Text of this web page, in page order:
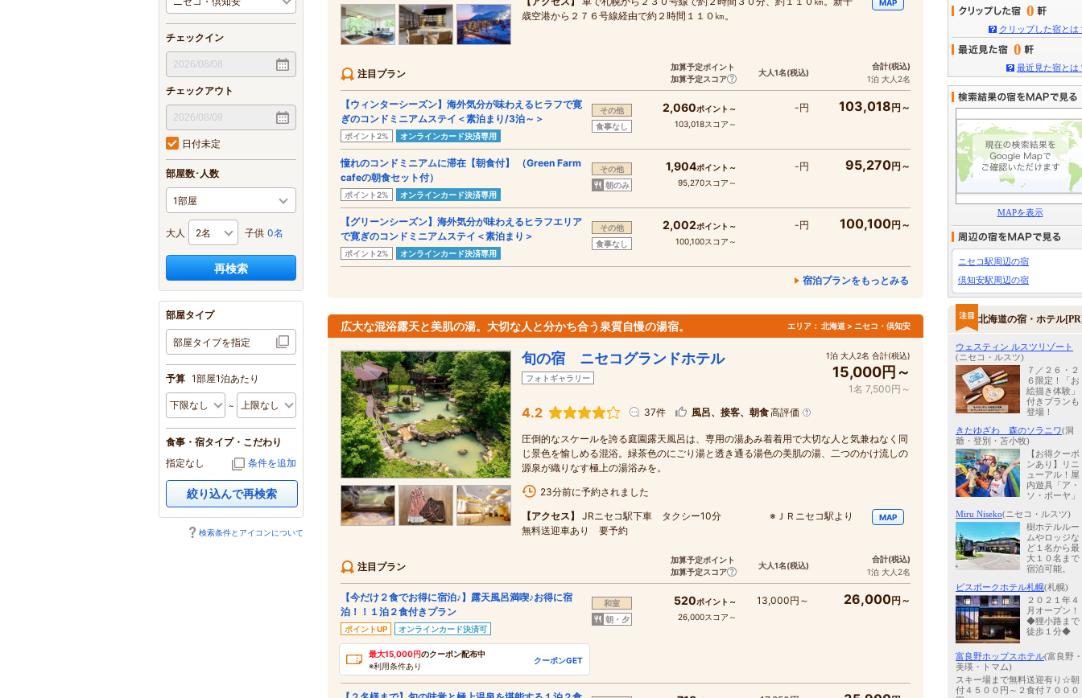
チェックイン
チェックアウト
日付未定
部屋数･人数
大人 子供 0名
再検索
部屋タイプ
部屋タイプを指定
予算 1部屋1泊あたり
食事・宿タイプ・こだわり
指定なし
条件を追加
絞り込んで再検索
検索条件とアイコンについて
歳空港から２７６号線経由で約２時間１１０㎞。
MAP
注目プラン
加算予定ポイント
加算予定スコア
大人1名(税込)
合計(税込)
1泊 大人2名
【ウィンターシーズン】海外気分が味わえるヒラフで寛
ぎのコンドミニアムステイ＜素泊まり/3泊～＞
ポイント2% オンラインカード決済専用
その他
食事なし
2,060ポイント～
103,018スコア～
-円 103,018円～
憧れのコンドミニアムに滞在【朝食付】 （Green Farm
cafeの朝食セット付）
ポイント2% オンラインカード決済専用
その他
朝のみ
1,904ポイント～
95,270スコア～
-円 95,270円～
【グリーンシーズン】海外気分が味わえるヒラフエリア
で寛ぎのコンドミニアムステイ＜素泊まり＞
ポイント2% オンラインカード決済専用
その他
食事なし
2,002ポイント～
100,100スコア～
-円 100,100円～
宿泊プランをもっとみる
広大な混浴露天と美肌の湯。大切な人と分かち合う泉質自慢の湯宿。 エリア： 北海道 > ニセコ・倶知安
旬の宿 ニセコグランドホテル
フォトギャラリー
1泊 大人2名 合計(税込)
15,000円～
1名 7,500円～
4.2 37件 風呂、接客、朝食高評価
圧倒的なスケールを誇る庭園露天風呂は、専用の湯あみ着着用で大切な人と気兼ねなく同
じ景色を愉しめる混浴。緑茶色のにごり湯と透き通る湯色の美肌の湯、二つのかけ流しの
源泉が織りなす極上の湯浴みを。
23分前に予約されました
【アクセス】
JRニセコ駅下車 タクシー10分 ※ＪＲニセコ駅より
無料送迎車あり 要予約
MAP
注目プラン
加算予定ポイント
加算予定スコア
大人1名(税込)
合計(税込)
1泊 大人2名
【今だけ２食でお得に宿泊♪】露天風呂満喫♪お得に宿
泊！！１泊２食付きプラン
ポイントUP オンラインカード決済可
最大15,000円のクーポン配布中
※利用条件あり
クーポンGET
和室
朝・夕
520ポイント～
26,000スコア～
13,000円～ 26,000円～
0
クリップした宿とは
0
最近見た宿とは
MAPを表示
ニセコ駅周辺の宿
倶知安駅周辺の宿
北海道の宿・ホテル
ウェスティン ルスツリゾート
(ニセコ・ルスツ)
７／２６・２
６限定！「お
絵描き体験」
付きプランも
登場！
きたゆざわ 森のソラニワ(洞
爺・登別・苫小牧)
【お得クーポ
ンあり】リニ
ューアル！屋
内遊具「ア・
ソ・ボーヤ」
Miru Niseko(ニセコ・ルスツ)
樹ホテルルー
ムやロッジな
ど１名から最
大１０名まで
宿泊可能。
ビスポークホテル札幌(札幌)
２０２１年４
月オープン！
◆狸小路まで
徒歩１分◆
富良野ホップスホテル(富良野・
美瑛・トマム)
スキー場まで無料送迎有り☆朝
付４５００円～２食付７０００